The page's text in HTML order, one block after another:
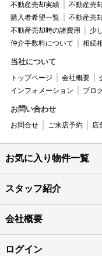
不動産売却実績
不動産売
購入者希望一覧
不動産売
不動産売却時の諸費用
少
仲介手数料について
相続
当社について
トップページ 会社概要
インフォメーション
ブロ
お問い合わせ
お問合せ ご来店予約 店
お気に入り物件一覧
スタッフ紹介
会社概要
ログイン